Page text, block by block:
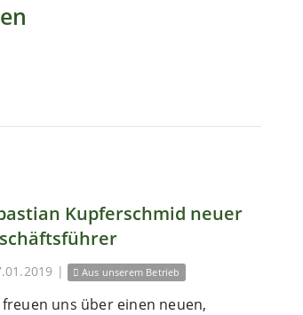
Kupferschmid neuer
| Aus unserem Betrieb
uns über einen neuen,